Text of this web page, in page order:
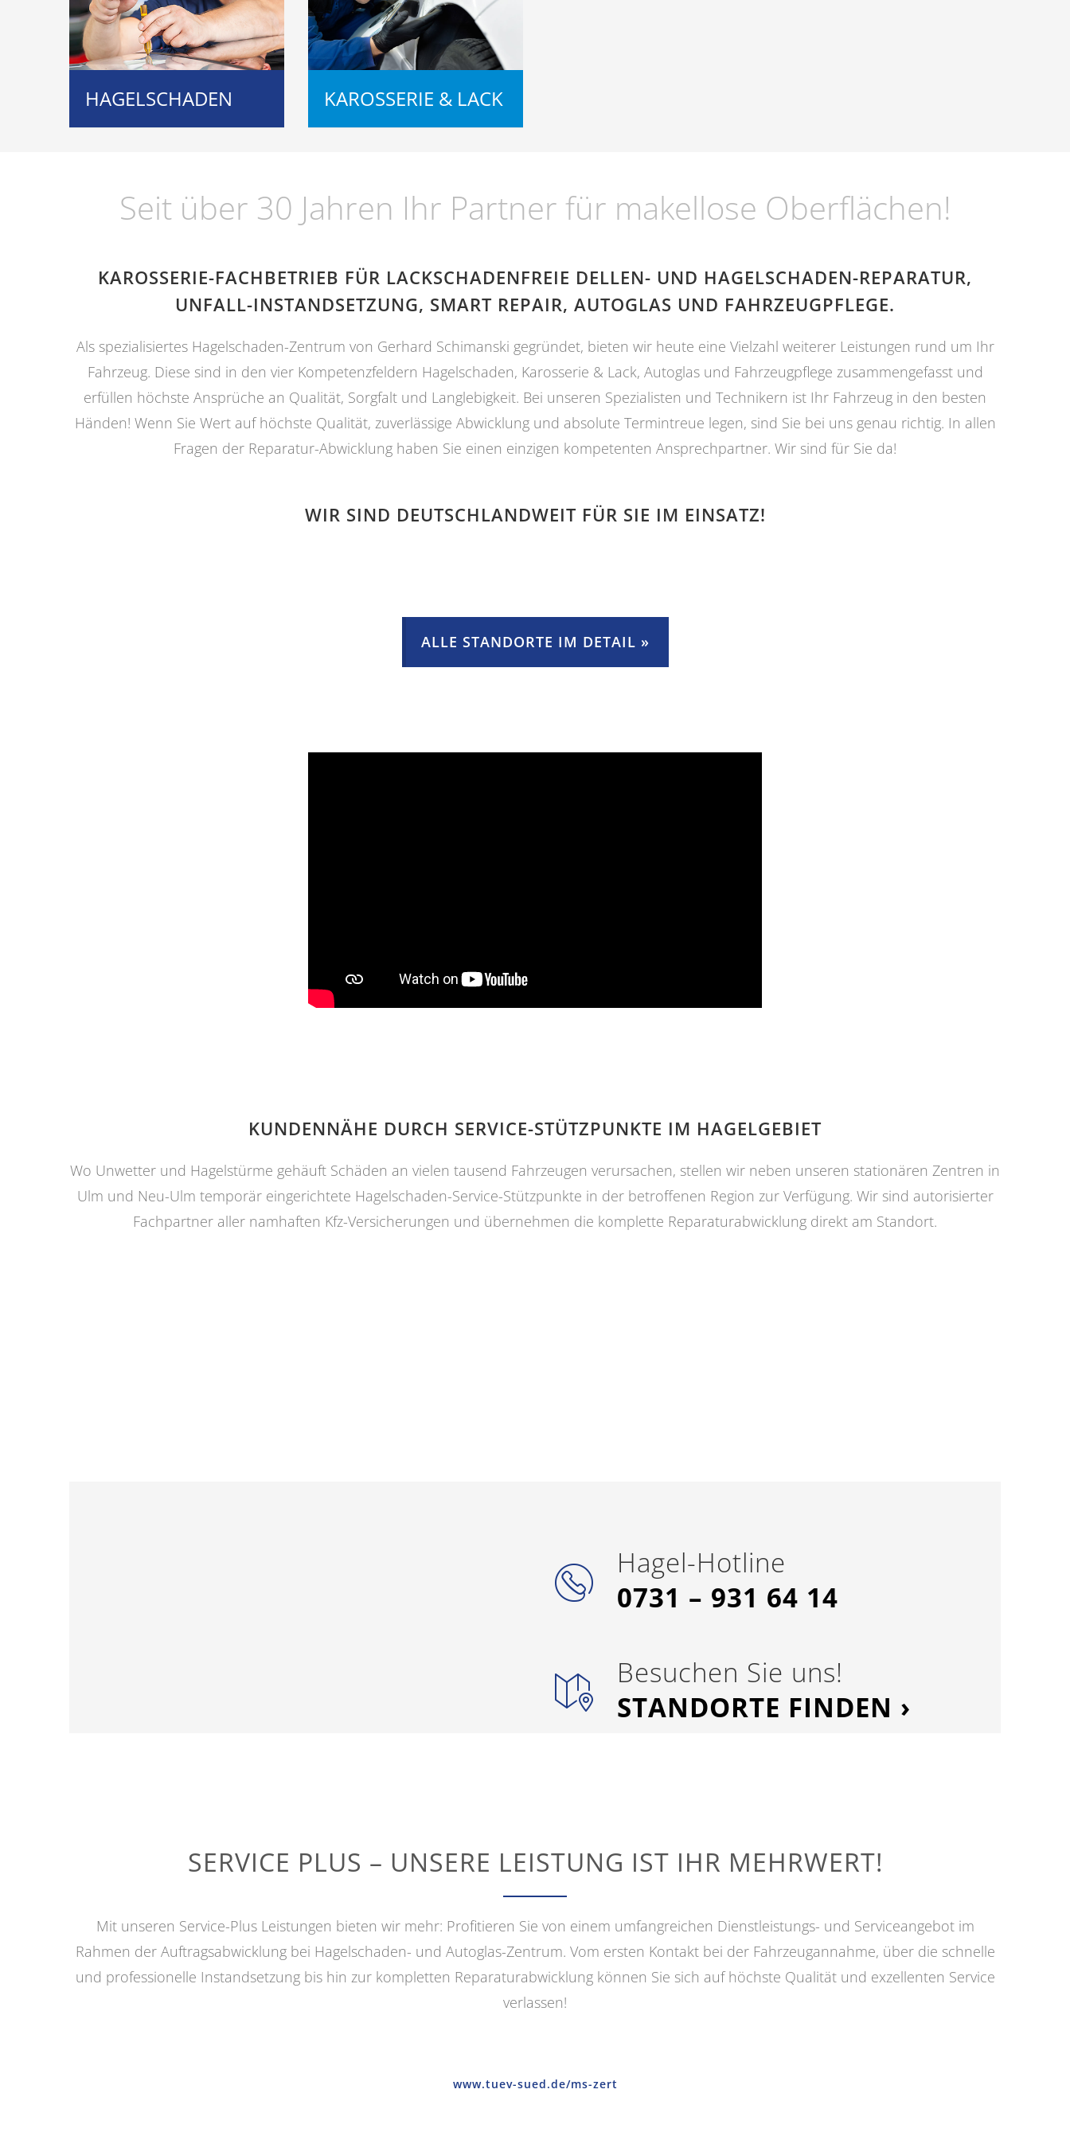
HAGELSCHADEN KAROSSERIE & LACK
Seit über 30 Jahren Ihr Partner für makellose Oberflächen!
KAROSSERIE-FACHBETRIEB FÜR LACKSCHADENFREIE DELLEN- UND HAGELSCHADEN-REPARATUR,
UNFALL-INSTANDSETZUNG, SMART REPAIR, AUTOGLAS UND FAHRZEUGPFLEGE.
Als spezialisiertes Hagelschaden-Zentrum von Gerhard Schimanski gegründet, bieten wir heute eine Vielzahl weiterer Leistungen rund um Ihr
Fahrzeug. Diese sind in den vier Kompetenzfeldern Hagelschaden, Karosserie & Lack, Autoglas und Fahrzeugpflege zusammengefasst und
erfüllen höchste Ansprüche an Qualität, Sorgfalt und Langlebigkeit. Bei unseren Spezialisten und Technikern ist Ihr Fahrzeug in den besten
Händen! Wenn Sie Wert auf höchste Qualität, zuverlässige Abwicklung und absolute Termintreue legen, sind Sie bei uns genau richtig. In allen
Fragen der Reparatur-Abwicklung haben Sie einen einzigen kompetenten Ansprechpartner. Wir sind für Sie da!
WIR SIND DEUTSCHLANDWEIT FÜR SIE IM EINSATZ!
ALLE STANDORTE IM DETAIL »
KUNDENNÄHE DURCH SERVICE-STÜTZPUNKTE IM HAGELGEBIET
Wo Unwetter und Hagelstürme gehäuft Schäden an vielen tausend Fahrzeugen verursachen, stellen wir neben unseren stationären Zentren in
Ulm und Neu-Ulm temporär eingerichtete Hagelschaden-Service-Stützpunkte in der betroffenen Region zur Verfügung. Wir sind autorisierter
Fachpartner aller namhaften Kfz-Versicherungen und übernehmen die komplette Reparaturabwicklung direkt am Standort.
Hagel-Hotline
0731 – 931 64 14
Besuchen Sie uns!
STANDORTE FINDEN ›
SERVICE PLUS – UNSERE LEISTUNG IST IHR MEHRWERT!
Mit unseren Service-Plus Leistungen bieten wir mehr: Profitieren Sie von einem umfangreichen Dienstleistungs- und Serviceangebot im
Rahmen der Auftragsabwicklung bei Hagelschaden- und Autoglas-Zentrum. Vom ersten Kontakt bei der Fahrzeugannahme, über die schnelle
und professionelle Instandsetzung bis hin zur kompletten Reparaturabwicklung können Sie sich auf höchste Qualität und exzellenten Service
verlassen!
www.tuev-sued.de/ms-zert